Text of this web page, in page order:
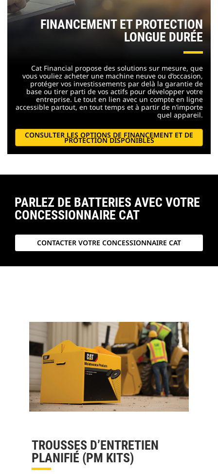
FINANCEMENT ET PROTECTION
LONGUE DURÉE
Cat Financial propose des solutions sur mesure, que
vous vouliez acheter une machine neuve ou d’occasion,
protéger vos investissements par delà la garantie de
base ou tirer parti de vos actifs pour développer votre
entreprise. Le tout en lien avec un compte en ligne
accessible partout, en tout temps et à partir de n’importe
quel appareil.
CONSULTER LES OPTIONS DE FINANCEMENT ET DE
PROTECTION DISPONIBLES
PARLEZ DE BATTERIES AVEC VOTRE
CONCESSIONNAIRE CAT
CONTACTER VOTRE CONCESSIONNAIRE CAT
TROUSSES D’ENTRETIEN
PLANIFIÉ (PM KITS)